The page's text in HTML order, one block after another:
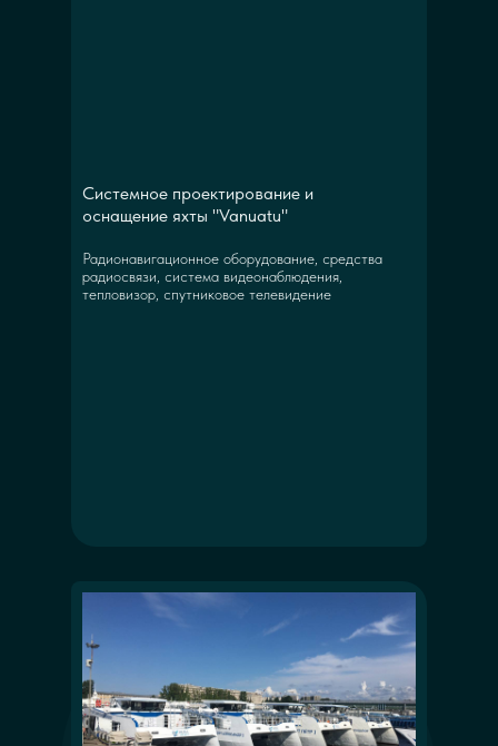
Радионавигационное оборудование, средства
радиосвязи, система видеонаблюдения,
тепловизор, спутниковое телевидение
Системное проектирование и
оснащение яхты "Vanuatu"